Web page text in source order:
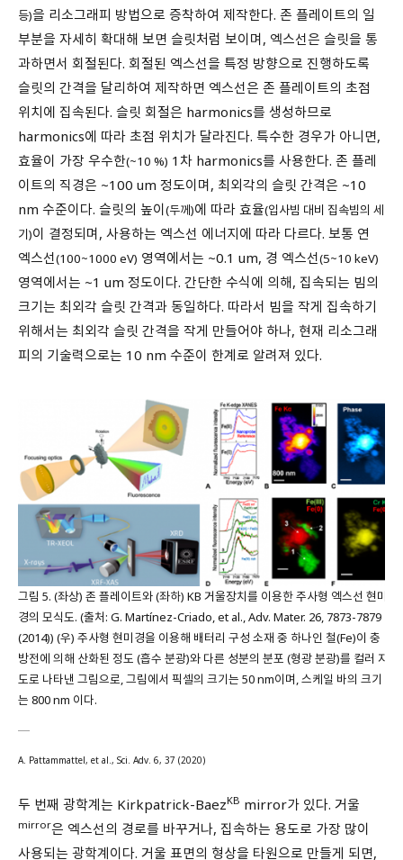
등)을 리소그래피 방법으로 증착하여 제작한다. 존 플레이트의 일
부분을 자세히 확대해 보면 슬릿처럼 보이며, 엑스선은 슬릿을 통
과하면서 회절된다. 회절된 엑스선을 특정 방향으로 진행하도록
슬릿의 간격을 달리하여 제작하면 엑스선은 존 플레이트의 초점
위치에 집속된다. 슬릿 회절은 harmonics를 생성하므로
harmonics에 따라 초점 위치가 달라진다. 특수한 경우가 아니면,
효율이 가장 우수한(~10 %) 1차 harmonics를 사용한다. 존 플레
이트의 직경은 ~100 um 정도이며, 최외각의 슬릿 간격은 ~10
nm 수준이다. 슬릿의 높이(두께)에 따라 효율(입사빔 대비 집속빔의 세
기)이 결정되며, 사용하는 엑스선 에너지에 따라 다르다. 보통 연
엑스선(100~1000 eV) 영역에서는 ~0.1 um, 경 엑스선(5~10 keV)
영역에서는 ~1 um 정도이다. 간단한 수식에 의해, 집속되는 빔의
크기는 최외각 슬릿 간격과 동일하다. 따라서 빔을 작게 집속하기
위해서는 최외각 슬릿 간격을 작게 만들어야 하나, 현재 리소그래
피의 기술력으로는 10 nm 수준이 한계로 알려져 있다.
그림 5. (좌상) 존 플레이트와 (좌하) KB 거울장치를 이용한 주사형 엑스선 현미
경의 모식도. (출처: G. Martínez-Criado, et al., Adv. Mater. 26, 7873-7879
(2014)) (우) 주사형 현미경을 이용해 배터리 구성 소재 중 하나인 철(Fe)이 충
방전에 의해 산화된 정도 (흡수 분광)와 다른 성분의 분포 (형광 분광)를 컬러 지
도로 나타낸 그림으로, 그림에서 픽셀의 크기는 50 nm이며, 스케일 바의 크기
는 800 nm 이다.
A. Pattammattel, et al., Sci. Adv. 6, 37 (2020)
두 번째 광학계는 Kirkpatrick-BaezKB mirror가 있다. 거울
mirror은 엑스선의 경로를 바꾸거나, 집속하는 용도로 가장 많이
사용되는 광학계이다. 거울 표면의 형상을 타원으로 만들게 되면,